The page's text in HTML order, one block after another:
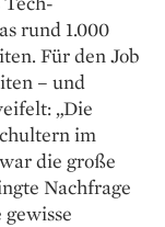
rund 1.000
Für den Job
– und
„Die
im
die große
Nachfrage